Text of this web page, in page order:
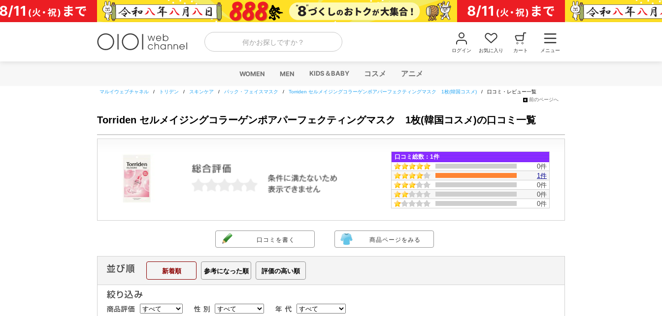
コ
ン
テ
何かお探しですか？
ログイン お気に入り カート メニュー
WOMEN MEN KIDS＆BABY コスメ アニメ
マルイウェブチャネル / トリデン / スキンケア / パック・フェイスマスク / Torriden セルメイジングコラーゲンポアパーフェクティングマスク 1枚(韓国コスメ) / 口コミ・レビュー一覧
前のページへ
Torriden セルメイジングコラーゲンポアパーフェクティングマスク 1枚(韓国コスメ)の口コミ一覧
口コミ総数：1件
0件
1件
0件
0件
0件
口コミを書く 商品ページをみる
新着順 参考になった順 評価の高い順